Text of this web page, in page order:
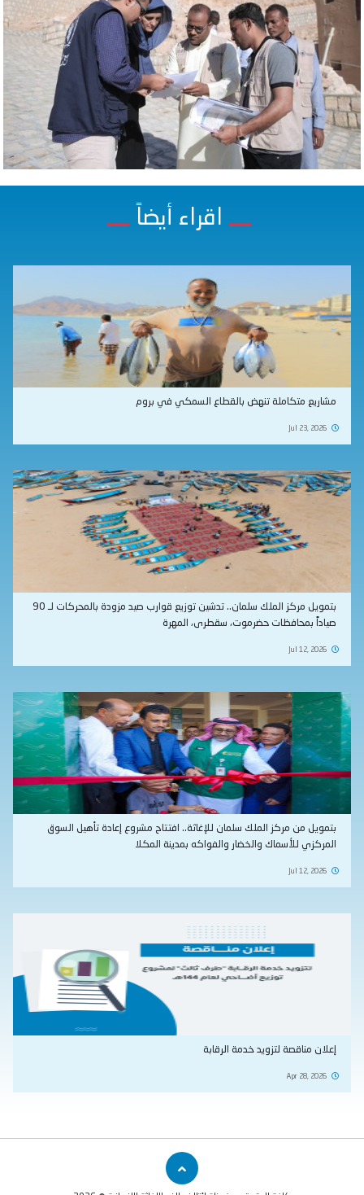
اقراء أيضاً
مشاريع متكاملة تنهض بالقطاع السمكي في بروم
Jul 23, 2026
بتمويل مركز الملك سلمان.. تدشين توزيع قوارب صيد مزودة بالمحركات لـ 90
صياداً بمحافظات حضرموت، سقطرى، المهرة
Jul 12, 2026
بتمويل من مركز الملك سلمان للإغاثة.. افتتاح مشروع إعادة تأهيل السوق
المركزي للأسماك والخضار والفواكه بمدينة المكلا
Jul 12, 2026
إعلان مناقصة لتزويد خدمة الرقابة
Apr 28, 2026